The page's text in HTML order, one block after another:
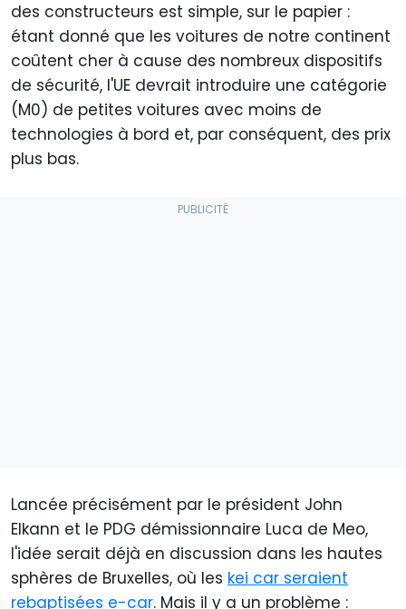
des constructeurs est simple, sur le papier :
étant donné que les voitures de notre continent
coûtent cher à cause des nombreux dispositifs
de sécurité, l'UE devrait introduire une catégorie
(M0) de petites voitures avec moins de
technologies à bord et, par conséquent, des prix
plus bas.
Lancée précisément par le président John
Elkann et le PDG démissionnaire Luca de Meo,
l'idée serait déjà en discussion dans les hautes
sphères de Bruxelles, où les kei car seraient
rebaptisées e-car. Mais il y a un problème :